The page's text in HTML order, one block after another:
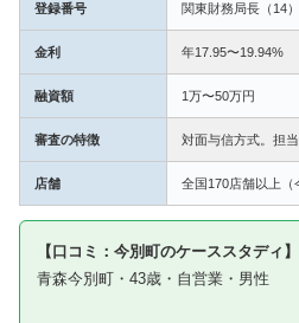
登録番号 関東財務局長（14
金利 年17.95〜19.94%
融資額 1万〜50万円
審査の特徴 対面与信方式。担
店舗 全国170店舗以上（
【口コミ：今別町のケーススタディ】
青森今別町・43歳・自営業・男性